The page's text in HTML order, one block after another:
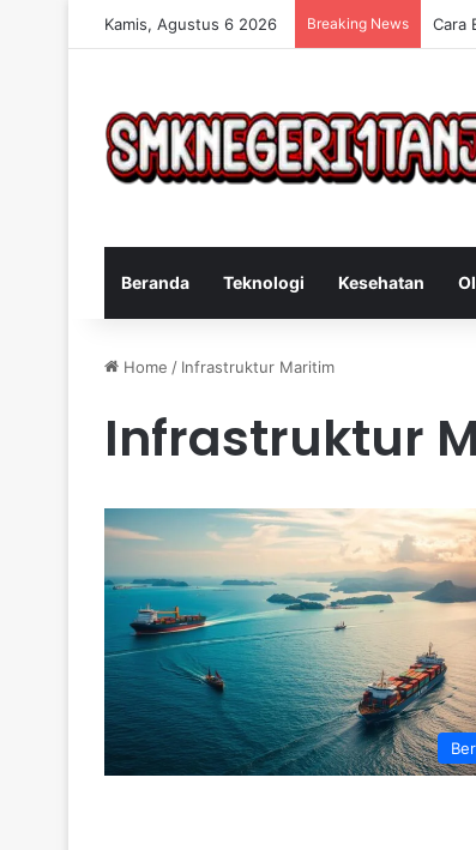
Kamis, Agustus 6 2026 Breaking News Cara
Beranda Teknologi Kesehatan
Home / Infrastruktur Maritim
Infrastruktur